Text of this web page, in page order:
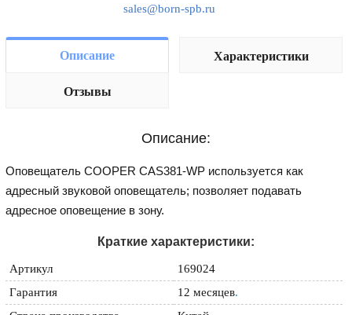
sales@born-spb.ru
Описание Характеристики
Отзывы
Описание:
Оповещатель COOPER CAS381-WP используется как
адресный звуковой оповещатель; позволяет подавать
адресное оповещение в зону.
Краткие характеристики:
Артикул
169024
Гарантия
12 месяцев.